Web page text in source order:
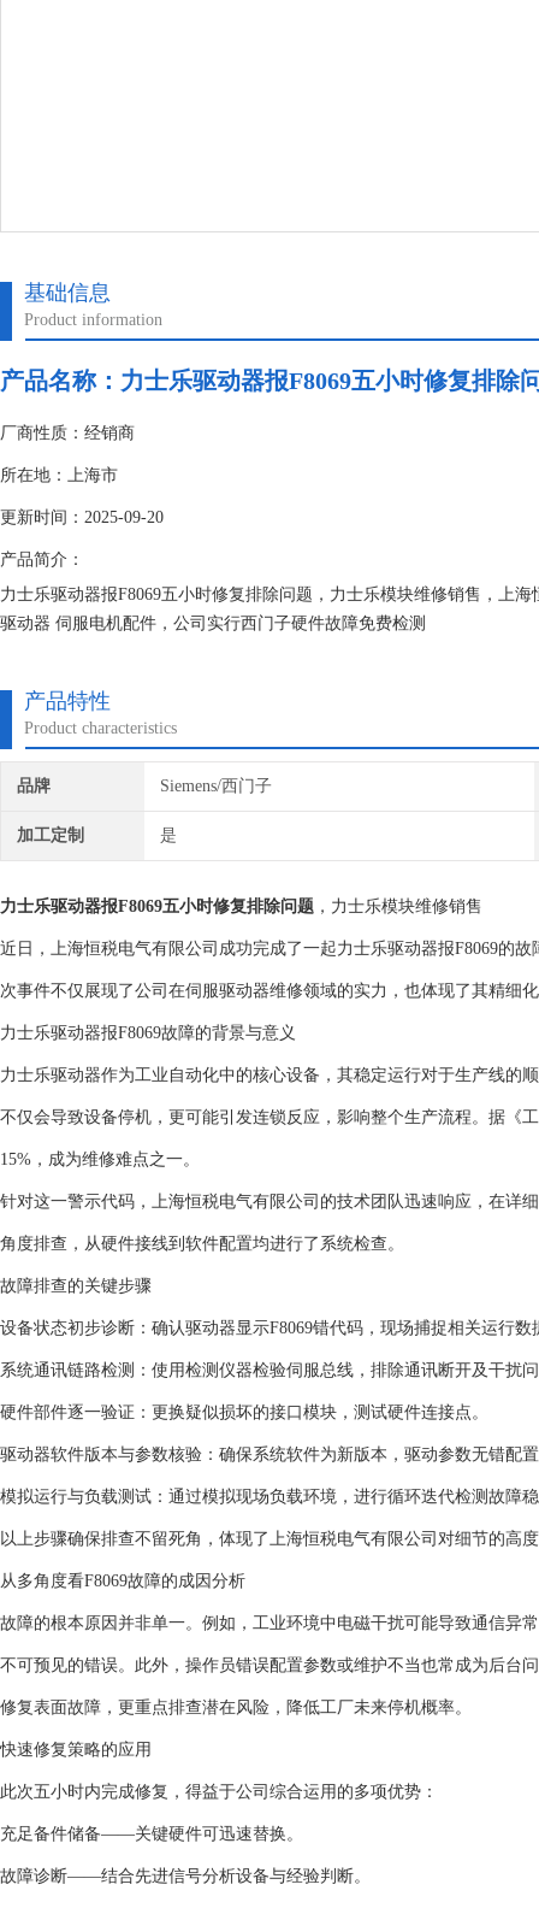
基础信息
Product information
产品名称： 力士乐驱动器报F8069五小时修复排除
厂商性质：经销商
所在地：上海市
更新时间：2025-09-20
产品简介：
力士乐驱动器报F8069五小时修复排除问题，力士乐模块维修销售，上
驱动器 伺服电机配件，公司实行西门子硬件故障免费检测
产品特性
Product characteristics
品牌 Siemens/西门子
加工定制 是
力士乐驱动器报F8069五小时修复排除问题 ，力士乐模块维修销售
近日，上海恒税电气有限公司成功完成了一起力士乐驱动器报F8069的
次事件不仅展现了公司在伺服驱动器维修领域的实力，也体现了其精细
力士乐驱动器报F8069故障的背景与意义
力士乐驱动器作为工业自动化中的核心设备，其稳定运行对于生产线的
不仅会导致设备停机，更可能引发连锁反应，影响整个生产流程。据《
15%，成为维修难点之一。
针对这一警示代码，上海恒税电气有限公司的技术团队迅速响应，在详
角度排查，从硬件接线到软件配置均进行了系统检查。
故障排查的关键步骤
设备状态初步诊断：确认驱动器显示F8069错代码，现场捕捉相关运行数
系统通讯链路检测：使用检测仪器检验伺服总线，排除通讯断开及干扰
硬件部件逐一验证：更换疑似损坏的接口模块，测试硬件连接点。
驱动器软件版本与参数核验：确保系统软件为新版本，驱动参数无错配
模拟运行与负载测试：通过模拟现场负载环境，进行循环迭代检测故障
以上步骤确保排查不留死角，体现了上海恒税电气有限公司对细节的高
从多角度看F8069故障的成因分析
故障的根本原因并非单一。例如，工业环境中电磁干扰可能导致通信异
不可预见的错误。此外，操作员错误配置参数或维护不当也常成为后台
修复表面故障，更重点排查潜在风险，降低工厂未来停机概率。
快速修复策略的应用
此次五小时内完成修复，得益于公司综合运用的多项优势：
充足备件储备——关键硬件可迅速替换。
故障诊断——结合先进信号分析设备与经验判断。